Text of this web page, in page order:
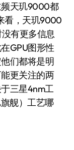
天玑9000都
看，天玑9000
有更多信息
GPU图形性
们都将是明
更关注的两
三星4nm工
舰）工艺哪